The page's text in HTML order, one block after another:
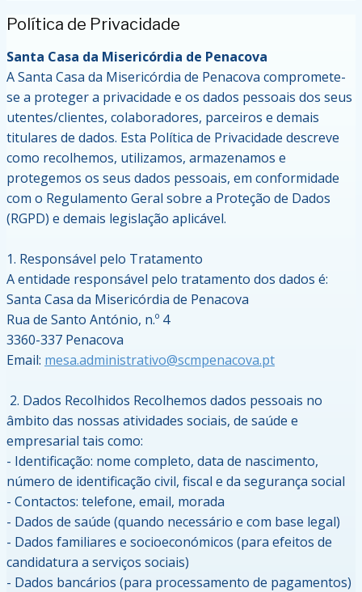
Política de Privacidade
Santa Casa da Misericórdia de Penacova
A Santa Casa da Misericórdia de Penacova compromete-
se a proteger a privacidade e os dados pessoais dos seus
utentes/clientes, colaboradores, parceiros e demais
titulares de dados. Esta Política de Privacidade descreve
como recolhemos, utilizamos, armazenamos e
protegemos os seus dados pessoais, em conformidade
com o Regulamento Geral sobre a Proteção de Dados
(RGPD) e demais legislação aplicável.
1. Responsável pelo Tratamento
A entidade responsável pelo tratamento dos dados é:
Santa Casa da Misericórdia de Penacova
Rua de Santo António, n.º 4
3360-337 Penacova
Email: mesa.administrativo@scmpenacova.pt
2. Dados Recolhidos Recolhemos dados pessoais no
âmbito das nossas atividades sociais, de saúde e
empresarial tais como:
- Identificação: nome completo, data de nascimento,
número de identificação civil, fiscal e da segurança social
- Contactos: telefone, email, morada
- Dados de saúde (quando necessário e com base legal)
- Dados familiares e socioeconómicos (para efeitos de
candidatura a serviços sociais)
- Dados bancários (para processamento de pagamentos)